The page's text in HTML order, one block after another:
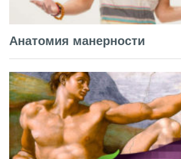
Анатомия манерности